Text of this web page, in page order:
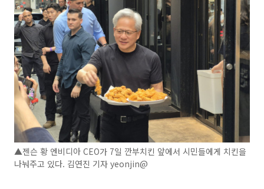
▲젠슨 황 엔비디아 CEO가 7일 깐부치킨 앞에서 시민들에게 치킨을
나눠주고 있다. 김연진 기자 yeonjin@